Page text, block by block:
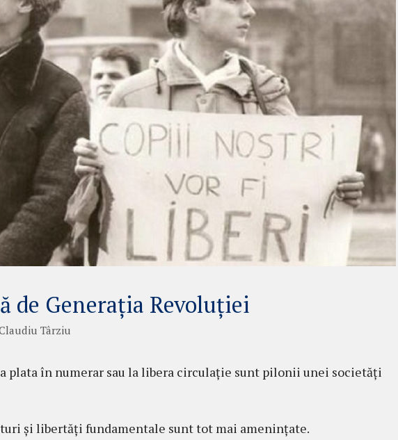
de Generația Revoluției
Târziu
plata în numerar sau la libera circulație sunt pilonii unei societăți
și libertăți fundamentale sunt tot mai amenințate.